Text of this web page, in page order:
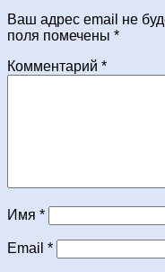
Ваш адрес email не
поля помечены *
Комментарий *
Имя *
Email *